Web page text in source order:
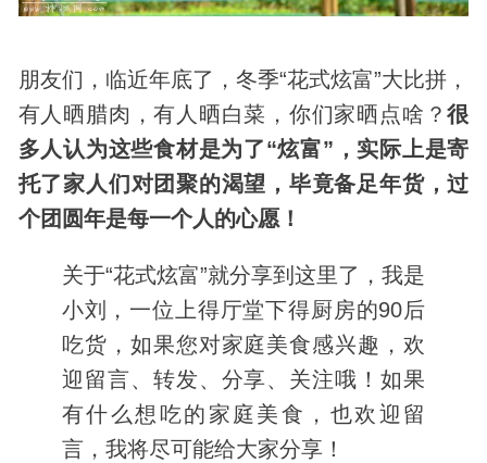
朋友们，临近年底了，冬季“花式炫富”大比拼，
有人晒腊肉，有人晒白菜，你们家晒点啥？很
多人认为这些食材是为了“炫富”，实际上是寄
托了家人们对团聚的渴望，毕竟备足年货，过
个团圆年是每一个人的心愿！
关于“花式炫富”就分享到这里了，我是
小刘，一位上得厅堂下得厨房的90后
吃货，如果您对家庭美食感兴趣，欢
迎留言、转发、分享、关注哦！如果
有什么想吃的家庭美食，也欢迎留
言，我将尽可能给大家分享！